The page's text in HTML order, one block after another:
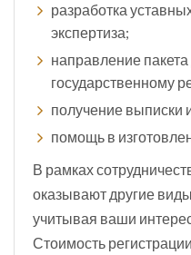
разработка
экспертиза;
направление
государственному
получение
помощь в
В рамках
оказывают другие
учитывая ваши
Стоимость